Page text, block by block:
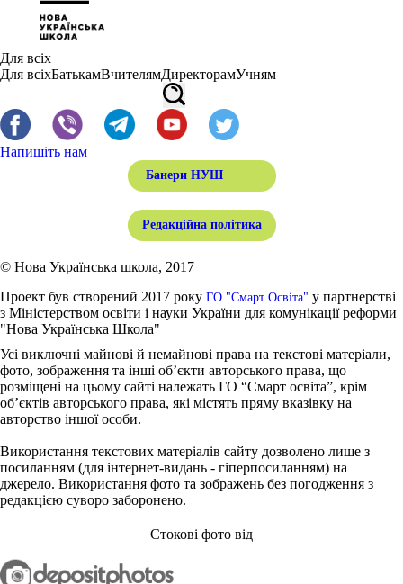
Для всіх
Для всіхБатькамВчителямДиректорамУчням
Напишіть нам
Банери НУШ
Редакційна політика
© Нова Українська школа, 2017
Проект був створений 2017 року ГО "Смарт Освіта" у партнерстві
з Міністерством освіти і науки України для комунікації реформи
"Нова Українська Школа"
Усі виключні майнові й немайнові права на текстові матеріали,
фото, зображення та інші об’єкти авторського права, що
розміщені на цьому сайті належать ГО “Смарт освіта”, крім
об’єктів авторського права, які містять пряму вказівку на
авторство іншої особи.
Використання текстових матеріалів сайту дозволено лише з
посиланням (для інтернет-видань - гіперпосиланням) на
джерело. Використання фото та зображень без погодження з
редакцією суворо заборонено.
Стокові фото від